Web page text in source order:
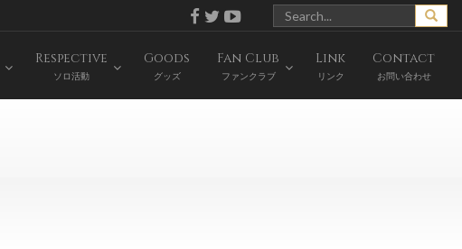
Respective
ソロ活動
Goods
グッズ
Fan Club
ファンクラブ
Link
リンク
Contact
お問い合わせ